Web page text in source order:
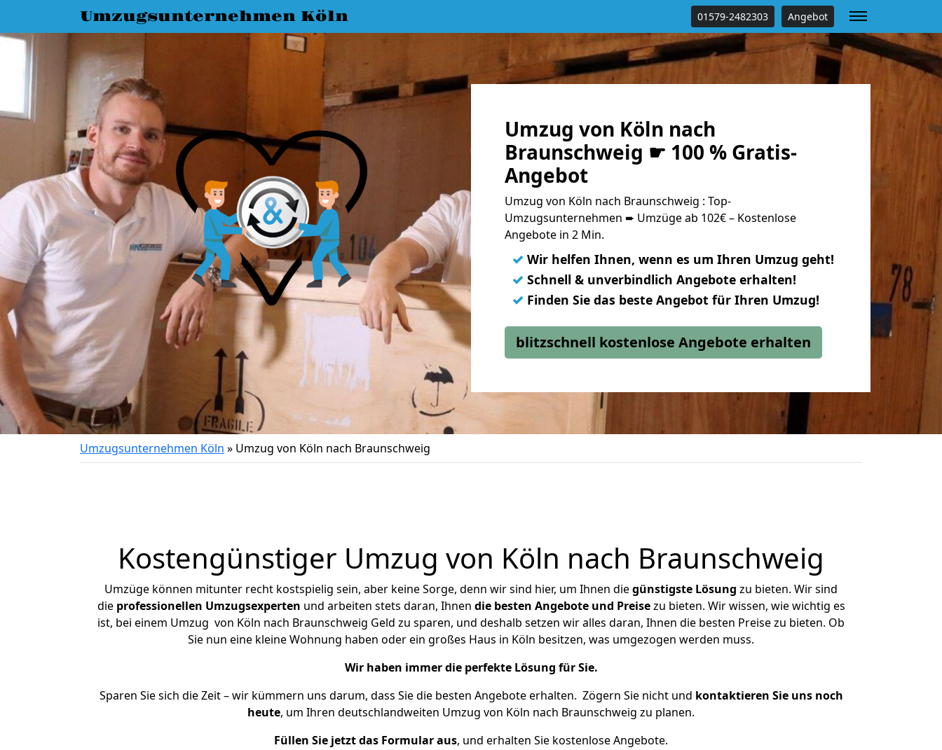
Umzugsunternehmen Köln 01579-2482303 Angebot
Umzug von Köln nach
Braunschweig ☛ 100 % Gratis-
Angebot
Umzug von Köln nach Braunschweig : Top-
Umzugsunternehmen ➨ Umzüge ab 102€ – Kostenlose
Angebote in 2 Min.
✓ Wir helfen Ihnen, wenn es um Ihren Umzug geht!
✓ Schnell & unverbindlich Angebote erhalten!
✓ Finden Sie das beste Angebot für Ihren Umzug!
blitzschnell kostenlose Angebote erhalten
Umzugsunternehmen Köln » Umzug von Köln nach Braunschweig
Kostengünstiger Umzug von Köln nach Braunschweig
Umzüge können mitunter recht kostspielig sein, aber keine Sorge, denn wir sind hier, um Ihnen diegünstigste Lösung zu bieten. Wir sind
die professionellen Umzugsexperten und arbeiten stets daran, Ihnen die besten Angebote und Preisezu bieten. Wir wissen, wie wichtig es
ist, bei einem Umzug von Köln nach Braunschweig Geld zu sparen, und deshalb setzen wir alles daran, Ihnen die besten Preise zu bieten. Ob
Sie nun eine kleine Wohnung haben oder ein großes Haus in Köln besitzen, was umgezogen werden muss.
Wir haben immer die perfekte Lösung für Sie.
Sparen Sie sich die Zeit – wir kümmern uns darum, dass Sie die besten Angebote erhalten. Zögern Sie nicht und kontaktieren Sie uns noch
heute, um Ihren deutschlandweiten Umzug von Köln nach Braunschweig zu planen.
Füllen Sie jetzt das Formular aus, und erhalten Sie kostenlose Angebote.